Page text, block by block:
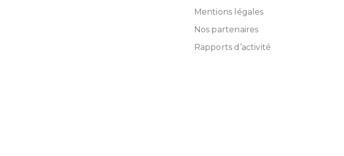
Mentions légales
Nos partenaires
Rapports d’activité